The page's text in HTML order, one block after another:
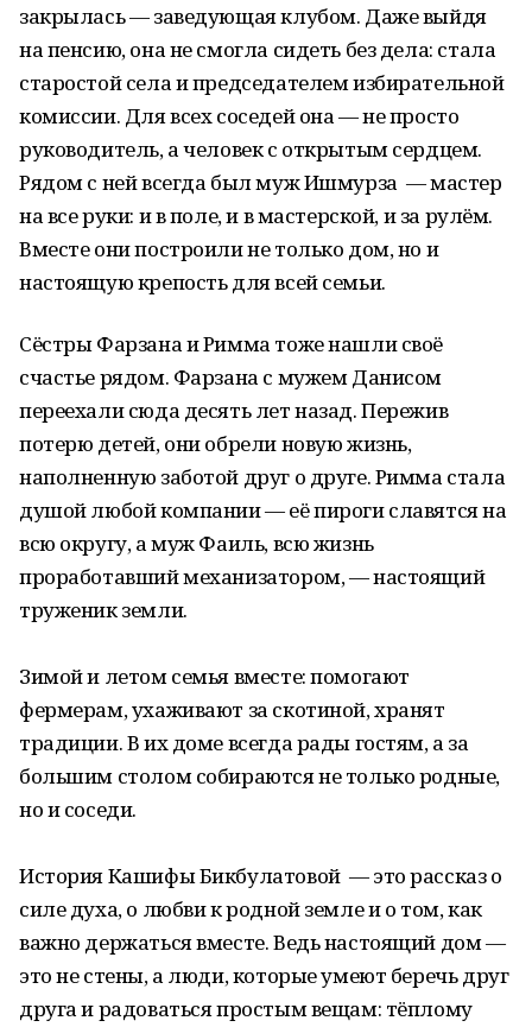
закрылась — заведующая клубом. Даже выйдя
на пенсию, она не смогла сидеть без дела: стала
старостой села и председателем избирательной
комиссии. Для всех соседей она — не просто
руководитель, а человек с открытым сердцем.
Рядом с ней всегда был муж Ишмурза — мастер
на все руки: и в поле, и в мастерской, и за рулём.
Вместе они построили не только дом, но и
настоящую крепость для всей семьи.
Сёстры Фарзана и Римма тоже нашли своё
счастье рядом. Фарзана с мужем Данисом
переехали сюда десять лет назад. Пережив
потерю детей, они обрели новую жизнь,
наполненную заботой друг о друге. Римма стала
душой любой компании — её пироги славятся на
всю округу, а муж Фаиль, всю жизнь
проработавший механизатором, — настоящий
труженик земли.
Зимой и летом семья вместе: помогают
фермерам, ухаживают за скотиной, хранят
традиции. В их доме всегда рады гостям, а за
большим столом собираются не только родные,
но и соседи.
История Кашифы Бикбулатовой — это рассказ о
силе духа, о любви к родной земле и о том, как
важно держаться вместе. Ведь настоящий дом —
это не стены, а люди, которые умеют беречь друг
друга и радоваться простым вещам: тёплому